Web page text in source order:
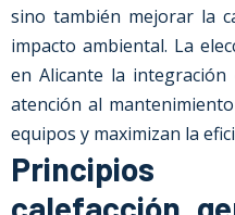
sino también mejorar la
impacto ambiental. La
en Alicante la
atención al
equipos y maximizan la